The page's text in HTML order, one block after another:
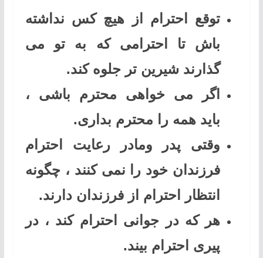
توقع احترام از هیچ کس نداشته
باش تا احترامی که به تو می
گذارند شیرین تر جلوه کند.
اگر می خواهی محترم باشی ،
باید همه را محترم بداری.
وقتی پدر ومادر رعایت احترام
فرزندان خود را نمی کنند ، چگونه
انتظار احترام از فرزندان دارند.
هر که در جوانی احترام کند ، در
پیری احترام بیند.